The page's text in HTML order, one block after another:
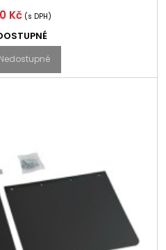
Kč (s DPH)
Nedostupné